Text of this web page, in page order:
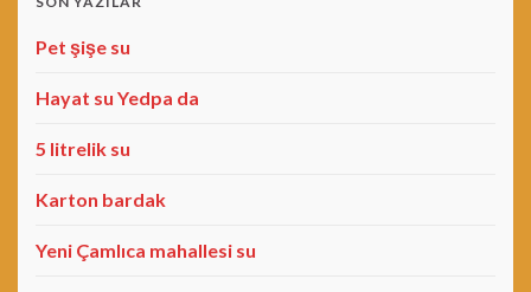
Pet şişe su
Hayat su Yedpa da
5 litrelik su
Karton bardak
Yeni Çamlıca mahallesi su